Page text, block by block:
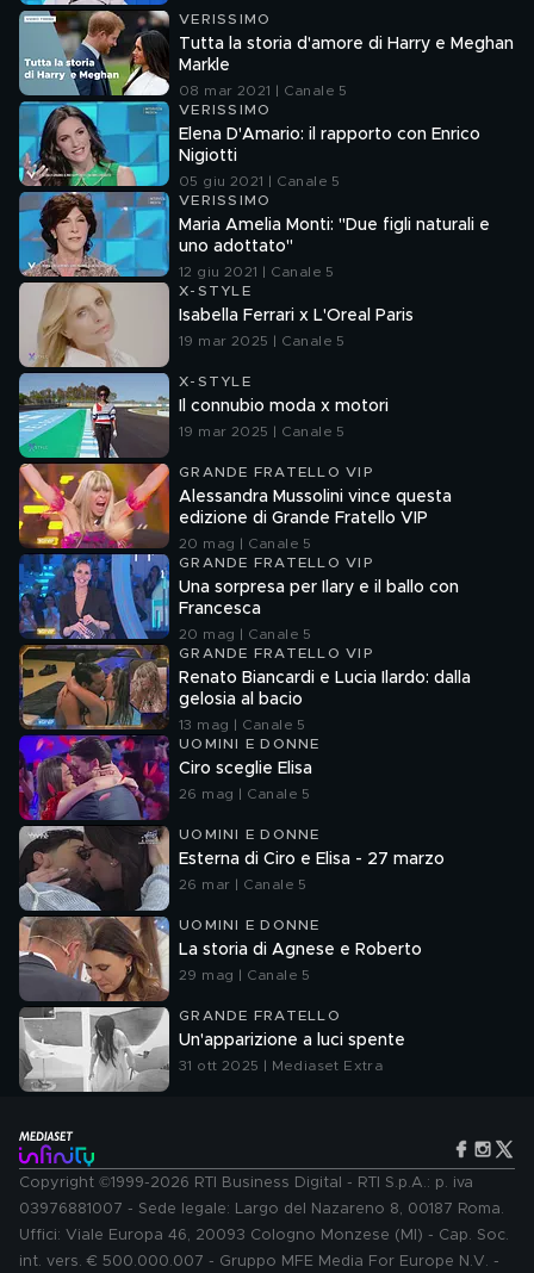
VERISSIMO
Tutta la storia d'amore di Harry e Meghan
Markle
08 mar 2021 | Canale 5
VERISSIMO
Elena D'Amario: il rapporto con Enrico
Nigiotti
05 giu 2021 | Canale 5
VERISSIMO
Maria Amelia Monti: "Due figli naturali e
uno adottato"
12 giu 2021 | Canale 5
X-STYLE
Isabella Ferrari x L'Oreal Paris
19 mar 2025 | Canale 5
X-STYLE
Il connubio moda x motori
19 mar 2025 | Canale 5
GRANDE FRATELLO VIP
Alessandra Mussolini vince questa
edizione di Grande Fratello VIP
20 mag | Canale 5
GRANDE FRATELLO VIP
Una sorpresa per Ilary e il ballo con
Francesca
20 mag | Canale 5
GRANDE FRATELLO VIP
Renato Biancardi e Lucia Ilardo: dalla
gelosia al bacio
13 mag | Canale 5
UOMINI E DONNE
Ciro sceglie Elisa
26 mag | Canale 5
UOMINI E DONNE
Esterna di Ciro e Elisa - 27 marzo
26 mar | Canale 5
UOMINI E DONNE
La storia di Agnese e Roberto
29 mag | Canale 5
GRANDE FRATELLO
Un'apparizione a luci spente
31 ott 2025 | Mediaset Extra
Copyright ©1999-2026 RTI Business Digital - RTI S.p.A.: p. iva
03976881007 - Sede legale: Largo del Nazareno 8, 00187 Roma.
Uffici: Viale Europa 46, 20093 Cologno Monzese (MI) - Cap. Soc.
int. vers. € 500.000.007 - Gruppo MFE Media For Europe N.V. -